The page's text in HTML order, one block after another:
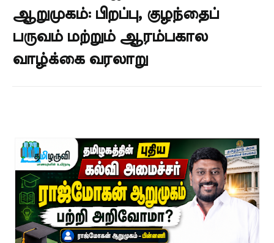
ஆறுமுகம்: பிறப்பு, குழந்தைப்
பருவம் மற்றும் ஆரம்பகால
வாழ்க்கை வரலாறு